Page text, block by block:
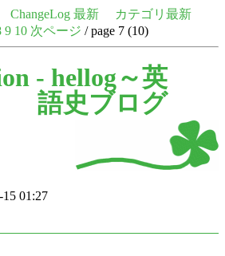
ChangeLog 最新
カテゴリ最新
9 10 次ページ / page 7 (10)
- hellog～英
語史ブログ
01:27